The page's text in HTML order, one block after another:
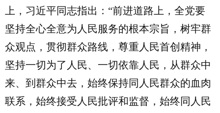
上，习近平同志指出：“前进道路上，全党要
坚持全心全意为人民服务的根本宗旨，树牢群
众观点，贯彻群众路线，尊重人民首创精神，
坚持一切为了人民、一切依靠人民，从群众中
来、到群众中去，始终保持同人民群众的血肉
联系，始终接受人民批评和监督，始终同人民